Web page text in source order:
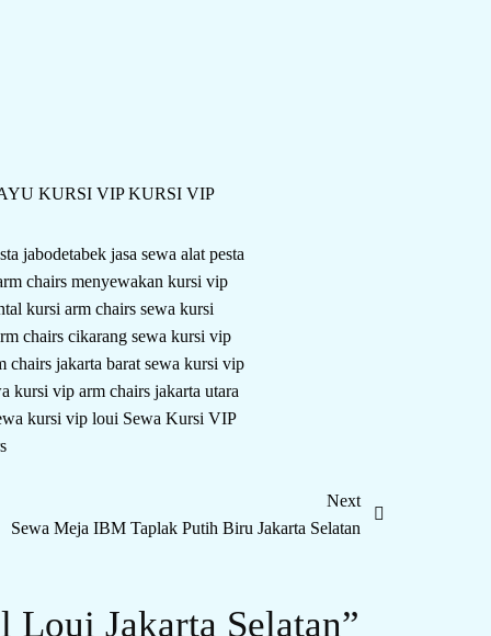
KURSI VIPKURSI VIP
jabodetabekjasa sewa alat pesta
chairsmenyewakan kursi vip
kursi arm chairssewa kursi
chairs cikarangsewa kursi vip
chairs jakarta baratsewa kursi vip
kursi vip arm chairs jakarta utara
kursi vip loui Sewa Kursi VIP
Next
Sewa Meja IBM Taplak Putih Biru Jakarta Selatan
Loui Jakarta Selatan”